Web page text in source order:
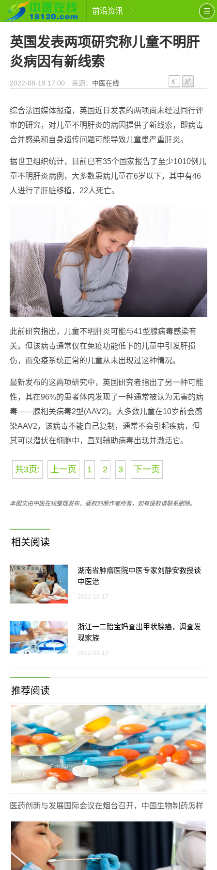
前沿资讯
英国发表两项研究称儿童不明肝
炎病因有新线索
2022-08-19 17:00 来源： 中医在线
综合法国媒体报道，英国近日发表的两项尚未经过同行评
审的研究，对儿童不明肝炎的病因提供了新线索，即病毒
合并感染和自身遗传问题可能导致儿童患严重肝炎。
据世卫组织统计，目前已有35个国家报告了至少1010例儿
童不明肝炎病例，大多数患病儿童在6岁以下，其中有46
人进行了肝脏移植，22人死亡。
此前研究指出，儿童不明肝炎可能与41型腺病毒感染有
关。但该病毒通常仅在免疫功能低下的儿童中引发肝损
伤，而免疫系统正常的儿童从未出现过这种情况。
最新发布的这两项研究中，英国研究者指出了另一种可能
性，其在96%的患者体内发现了一种通常被认为无害的病
毒——腺相关病毒2型(AAV2)。大多数儿童在10岁前会感
染AAV2，该病毒不能自己复制，通常不会引起疾病，但
其可以潜伏在细胞中，直到辅助病毒出现并激活它。
共3页: 上一页 1 2 3 下一页
本图文由中医在线整理发布，版权归原作者所有，如有侵权请联系删除。
相关阅读
湖南省肿瘤医院中医专家刘静安教授谈
中医治
2022-10-17
浙江一二胎宝妈查出甲状腺癌，调查发
现家族
2022-09-13
推荐阅读
医药创新与发展国际会议在烟台召开，中国生物制药怎样
脱离出海困